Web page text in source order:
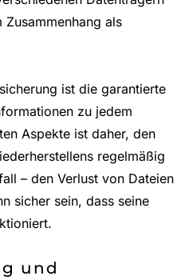
als
ist die garantierte
zu jedem
Aspekte ist daher, den
regelmäßig
– den Verlust von Dateien
sicher sein, dass seine
und